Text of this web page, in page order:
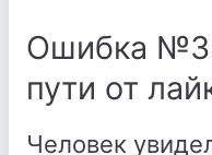
Ошибка №3:
пути от
Человек